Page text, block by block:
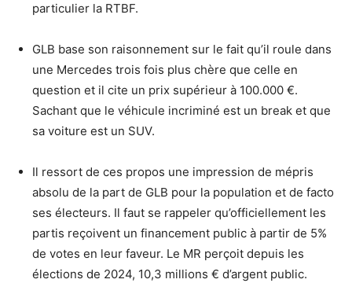
particulier la RTBF.
GLB base son raisonnement sur le fait qu’il roule dans
une Mercedes trois fois plus chère que celle en
question et il cite un prix supérieur à 100.000 €.
Sachant que le véhicule incriminé est un break et que
sa voiture est un SUV.
Il ressort de ces propos une impression de mépris
absolu de la part de GLB pour la population et de facto
ses électeurs. Il faut se rappeler qu’officiellement les
partis reçoivent un financement public à partir de 5%
de votes en leur faveur. Le MR perçoit depuis les
élections de 2024, 10,3 millions € d’argent public.